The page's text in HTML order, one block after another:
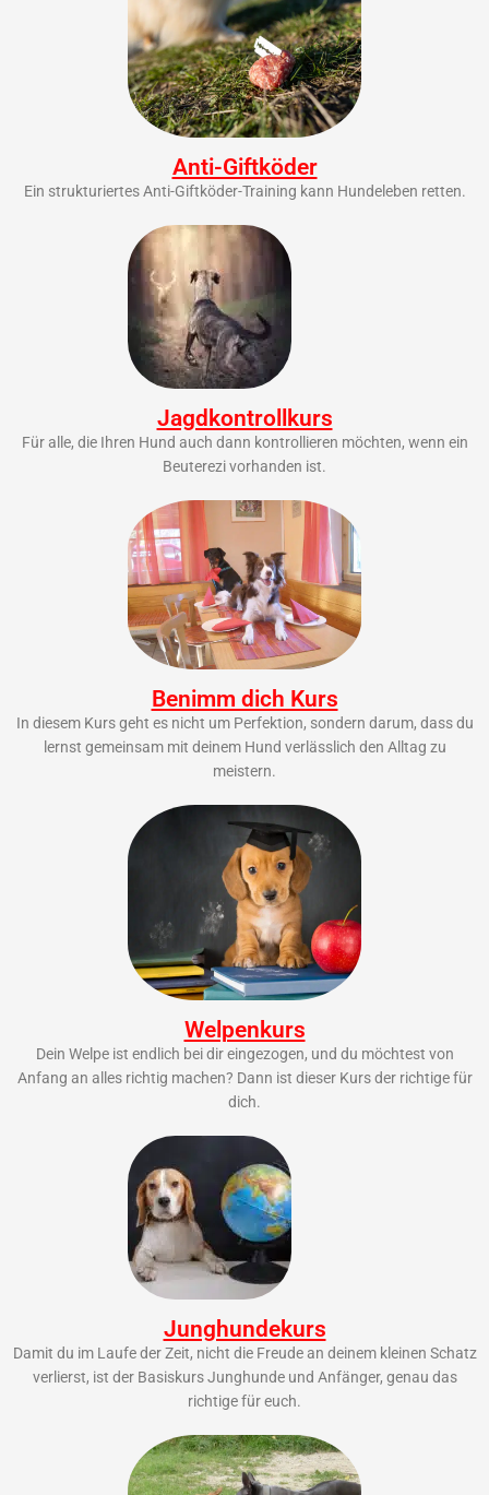
Anti-Giftköder
Ein strukturiertes Anti-Giftköder-Training kann Hundeleben retten.
Jagdkontrollkurs
Für alle, die Ihren Hund auch dann kontrollieren möchten, wenn ein
Beuterezi vorhanden ist.
Benimm dich Kurs
In diesem Kurs geht es nicht um Perfektion, sondern darum, dass du
lernst gemeinsam mit deinem Hund verlässlich den Alltag zu
meistern.
Welpenkurs
Dein Welpe ist endlich bei dir eingezogen, und du möchtest von
Anfang an alles richtig machen? Dann ist dieser Kurs der richtige für
dich.
Junghundekurs
Damit du im Laufe der Zeit, nicht die Freude an deinem kleinen Schatz
verlierst, ist der Basiskurs Junghunde und Anfänger, genau das
richtige für euch.